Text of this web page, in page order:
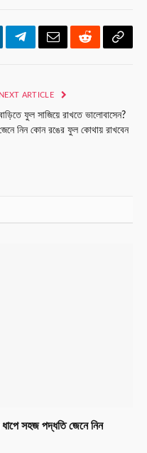
TelegramEmailRedditCopy
NEXT ARTICLE
ফুল সাজিয়ে রাখতে ভালোবাসেন?
নিন কোন রঙের ফুল কোথায় রাখবেন
সহজ পদ্ধতি জেনে নিন